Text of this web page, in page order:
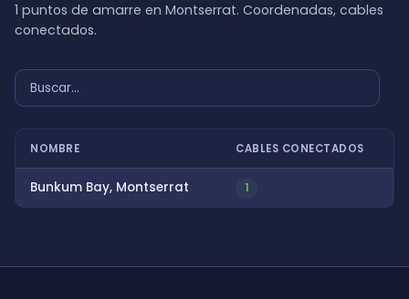
1 puntos de amarre en Montserrat. Coordenadas, cables
conectados.
NOMBRE CABLES CONECTADOS
Bunkum Bay, Montserrat 1